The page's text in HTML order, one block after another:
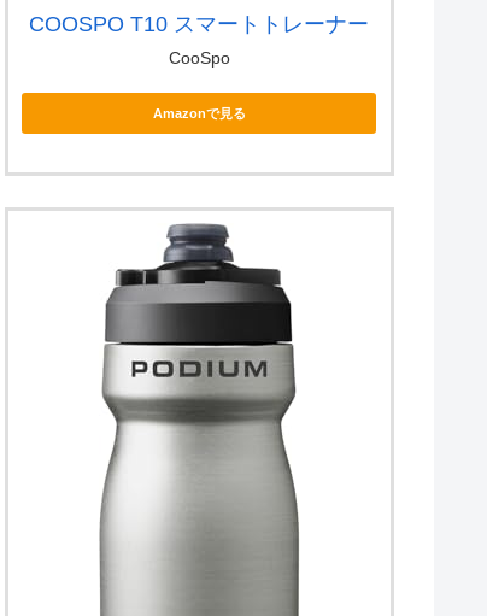
COOSPO T10 スマートトレーナー
CooSpo
Amazonで見る